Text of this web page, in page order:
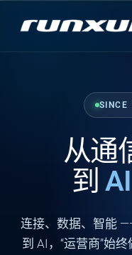
SINCE
从通
到
连接、 数据、 智能
到 AI，“运营商”始